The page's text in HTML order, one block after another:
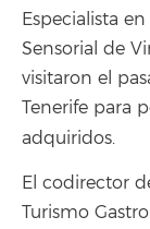
Especialista
Sensorial de
visitaron el
Tenerife para
adquiridos.
El codirector
Turismo